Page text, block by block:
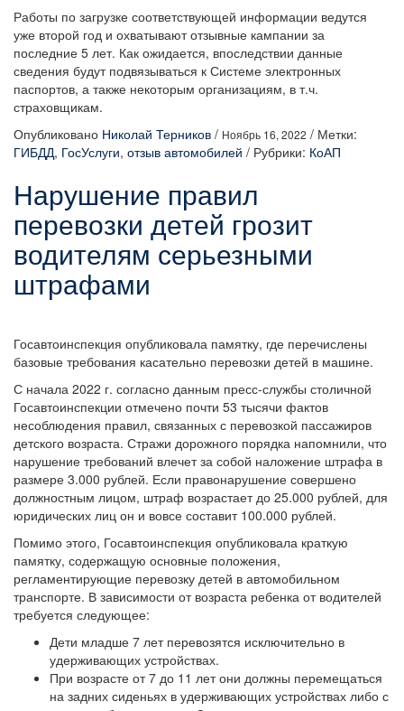
Работы по загрузке соответствующей информации ведутся
уже второй год и охватывают отзывные кампании за
последние 5 лет. Как ожидается, впоследствии данные
сведения будут подвязываться к Системе электронных
паспортов, а также некоторым организациям, в т.ч.
страховщикам.
Опубликовано Николай Терников / Ноябрь 16, 2022 / Метки:
ГИБДД, ГосУслуги, отзыв автомобилей / Рубрики: КоАП
Нарушение правил
перевозки детей грозит
водителям серьезными
штрафами
Госавтоинспекция опубликовала памятку, где перечислены
базовые требования касательно перевозки детей в машине.
С начала 2022 г. согласно данным пресс-службы столичной
Госавтоинспекции отмечено почти 53 тысячи фактов
несоблюдения правил, связанных с перевозкой пассажиров
детского возраста. Стражи дорожного порядка напомнили, что
нарушение требований влечет за собой наложение штрафа в
размере 3.000 рублей. Если правонарушение совершено
должностным лицом, штраф возрастает до 25.000 рублей, для
юридических лиц он и вовсе составит 100.000 рублей.
Помимо этого, Госавтоинспекция опубликовала краткую
памятку, содержащую основные положения,
регламентирующие перевозку детей в автомобильном
транспорте. В зависимости от возраста ребенка от водителей
требуется следующее:
Дети младше 7 лет перевозятся исключительно в
удерживающих устройствах.
При возрасте от 7 до 11 лет они должны перемещаться
на задних сиденьях в удерживающих устройствах либо с